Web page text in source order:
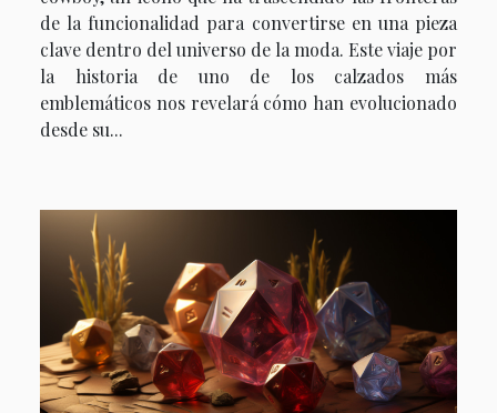
de la funcionalidad para convertirse en una pieza
clave dentro del universo de la moda. Este viaje por
la historia de uno de los calzados más
emblemáticos nos revelará cómo han evolucionado
desde su...